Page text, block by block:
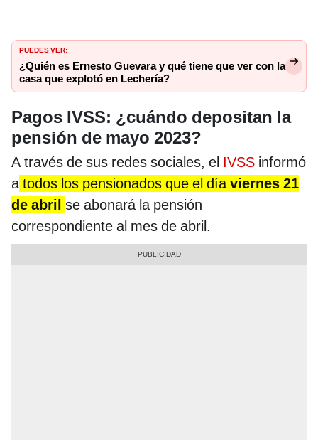
PUEDES VER:
¿Quién es Ernesto Guevara y qué tiene que ver con la
casa que explotó en Lechería?
Pagos IVSS: ¿cuándo depositan la
pensión de mayo 2023?
A través de sus redes sociales, el IVSS informó
a todos los pensionados que el díaviernes 21
de abril se abonará la pensión
correspondiente al mes de abril.